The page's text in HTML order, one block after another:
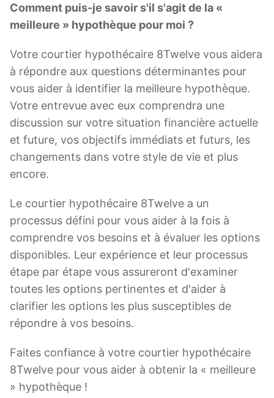
Comment puis-je savoir s'il s'agit de la «
meilleure » hypothèque pour moi ?
Votre courtier hypothécaire 8Twelve vous aidera
à répondre aux questions déterminantes pour
vous aider à identifier la meilleure hypothèque.
Votre entrevue avec eux comprendra une
discussion sur votre situation financière actuelle
et future, vos objectifs immédiats et futurs, les
changements dans votre style de vie et plus
encore.
Le courtier hypothécaire 8Twelve a un
processus défini pour vous aider à la fois à
comprendre vos besoins et à évaluer les options
disponibles. Leur expérience et leur processus
étape par étape vous assureront d'examiner
toutes les options pertinentes et d'aider à
clarifier les options les plus susceptibles de
répondre à vos besoins.
Faites confiance à votre courtier hypothécaire
8Twelve pour vous aider à obtenir la « meilleure
» hypothèque !